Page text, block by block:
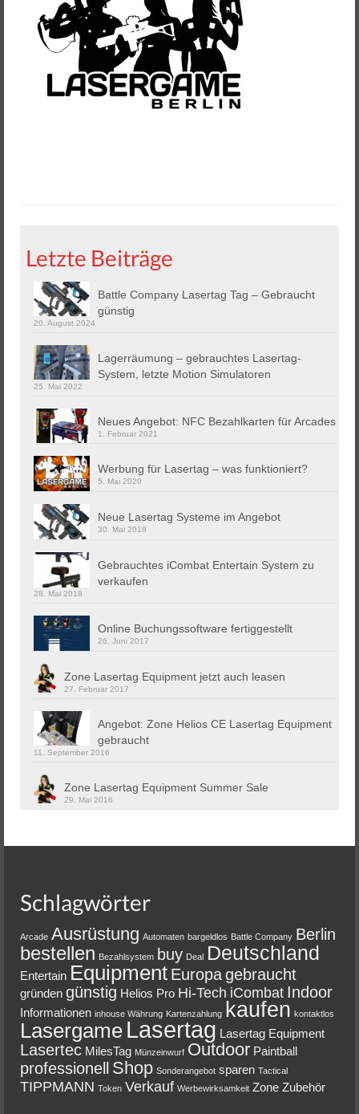
Helios 2 & 3
Helios Pro
Arena Zubehör
Lasergame Berlin GmbH
Kontakt / Impressum / AGB
Datenschutz
Letzte Beiträge
Battle Company Lasertag Tag – Gebraucht
günstig
20. August 2024
Lagerräumung – gebrauchtes Lasertag-
System, letzte Motion Simulatoren
25. Mai 2022
Neues Angebot: NFC Bezahlkarten für Arcades
1. Februar 2021
Werbung für Lasertag – was funktioniert?
5. Mai 2020
Neue Lasertag Systeme im Angebot
30. Mai 2018
Gebrauchtes iCombat Entertain System zu
verkaufen
28. Mai 2018
Online Buchungssoftware fertiggestellt
26. Juni 2017
Zone Lasertag Equipment jetzt auch leasen
27. Februar 2017
Angebot: Zone Helios CE Lasertag Equipment
gebraucht
11. September 2016
Zone Lasertag Equipment Summer Sale
29. Mai 2016
Schlagwörter
Arcade Ausrüstung Automaten bargeldlos Battle Company Berlin
bestellen Bezahlsystem buy Deal Deutschland
Entertain Equipment Europagebraucht
gründen günstig Helios Pro Hi-Tech iCombat Indoor
Informationen inhouse Währung Kartenzahlung kaufen kontaktlos
Lasergame Lasertag Lasertag Equipment
Lasertec MilesTag Münzeinwurf Outdoor Paintball
professionell Shop Sonderangebot sparen Tactical
TIPPMANN Token Verkauf Werbewirksamkeit Zone Zubehör